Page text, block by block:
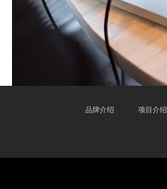
品牌介绍 项目介绍